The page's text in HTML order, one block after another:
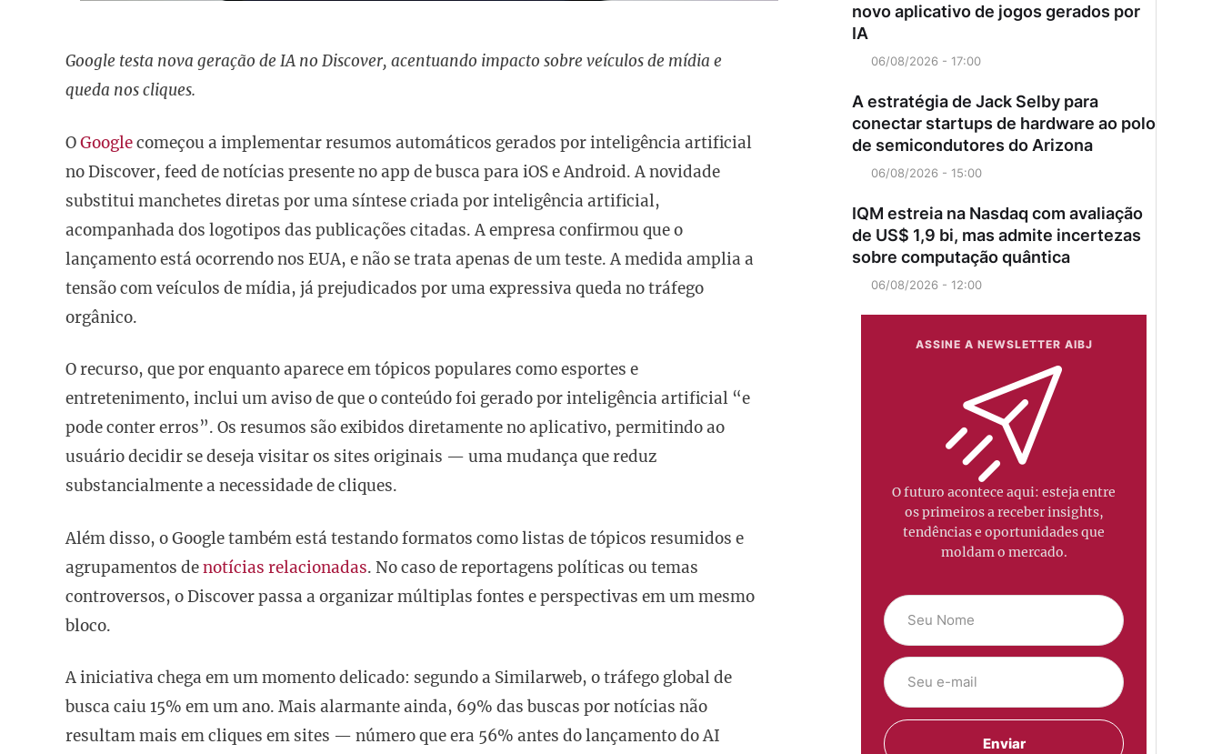
Google testa nova geração de IA no Discover, acentuando impacto sobre veículos de mídia e
queda nos cliques.
OGooglecomeçou a implementar resumos automáticos gerados por inteligência artificial
no Discover, feed de notícias presente no app de busca para iOS e Android. A novidade
substitui manchetes diretas por uma síntese criada por inteligência artificial,
acompanhada dos logotipos das publicações citadas. A empresa confirmou que o
lançamento está ocorrendo nos EUA, e não se trata apenas de um teste. A medida amplia a
tensão com veículos de mídia, já prejudicados por uma expressiva queda no tráfego
orgânico.
O recurso, que por enquanto aparece em tópicos populares como esportes e
entretenimento, inclui um aviso de que o conteúdo foi gerado por inteligência artificial “e
pode conter erros”. Os resumos são exibidos diretamente no aplicativo, permitindo ao
usuário decidir se deseja visitar os sites originais — uma mudança que reduz
substancialmente a necessidade de cliques.
Além disso, o Google também está testando formatos como listas de tópicos resumidos e
agrupamentos denotícias relacionadas. No caso de reportagens políticas ou temas
controversos, o Discover passa a organizar múltiplas fontes e perspectivas em um mesmo
bloco.
A iniciativa chega em um momento delicado: segundo a Similarweb, o tráfego global de
busca caiu 15% em um ano. Mais alarmante ainda, 69% das buscas por notícias não
resultam mais em cliques em sites — número que era 56% antes do lançamento do AI
novo aplicativo de jogos gerados por
IA
06/08/2026 - 17:00
A estratégia de Jack Selby para
conectar startups de hardware ao polo
de semicondutores do Arizona
06/08/2026 - 15:00
IQM estreia na Nasdaq com avaliação
de US$ 1,9 bi, mas admite incertezas
sobre computação quântica
06/08/2026 - 12:00
ASSINE A NEWSLETTER AIBJ
O futuro acontece aqui: esteja entre
os primeiros a receber insights,
tendências e oportunidades que
moldam o mercado.